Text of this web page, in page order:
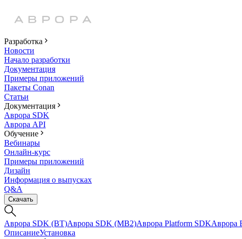
Разработка
Новости
Начало разработки
Документация
Примеры приложений
Пакеты Conan
Статьи
Документация
Аврора SDK
Аврора API
Обучение
Вебинары
Онлайн-курс
Примеры приложений
Дизайн
Информация о выпусках
Q&A
Скачать
Аврора SDK (BT)Аврора SDK (MB2)Аврора Platform SDKАврора
ОписаниеУстановка